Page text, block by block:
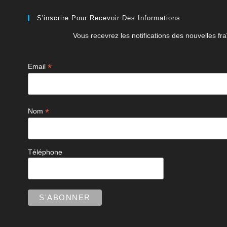
S'inscrire Pour Recevoir Des Informations
Vous recevrez les notifications des nouvelles
Email*
Nom*
Téléphone